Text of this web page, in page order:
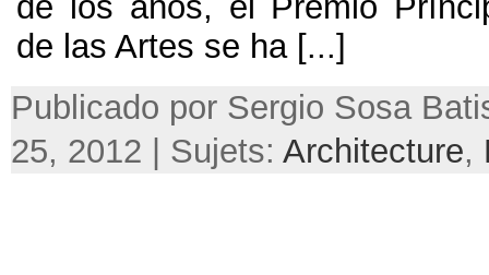
de las Artes se ha[...]
Publicado por Sergio Sosa
25, 2012 | Sujets: Architecture,